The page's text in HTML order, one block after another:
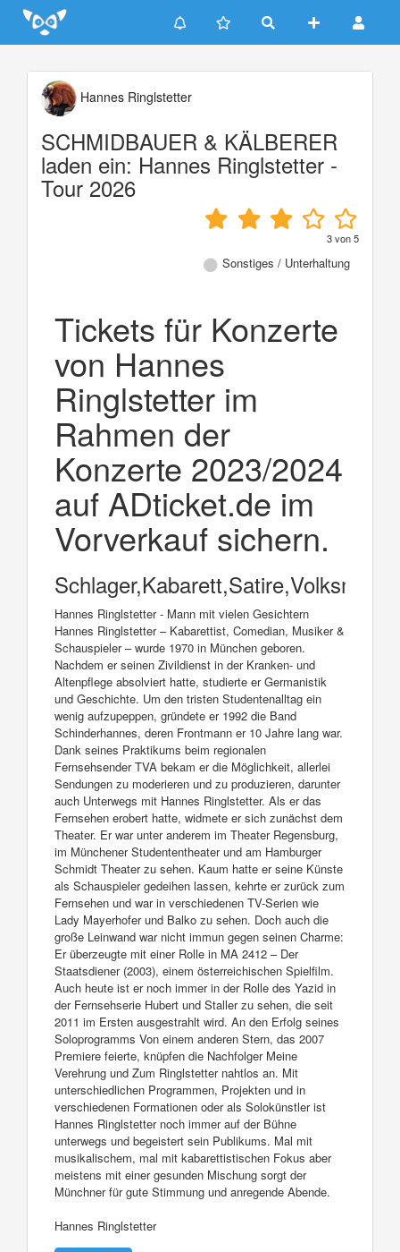
Update cookies preferences
Hannes Ringlstetter
SCHMIDBAUER & KÄLBERER
laden ein: Hannes Ringlstetter -
Tour 2026
3von5
Sonstiges / Unterhaltung
Tickets für Konzerte
von Hannes
Ringlstetter im
Rahmen der
Konzerte 2023/2024
auf ADticket.de im
Vorverkauf sichern.
Schlager,Kabarett,Satire,Volksmusik
Hannes Ringlstetter - Mann mit vielen Gesichtern
Hannes Ringlstetter – Kabarettist, Comedian, Musiker &
Schauspieler – wurde 1970 in München geboren.
Nachdem er seinen Zivildienst in der Kranken- und
Altenpflege absolviert hatte, studierte er Germanistik
und Geschichte. Um den tristen Studentenalltag ein
wenig aufzupeppen, gründete er 1992 die Band
Schinderhannes, deren Frontmann er 10 Jahre lang war.
Dank seines Praktikums beim regionalen
Fernsehsender TVA bekam er die Möglichkeit, allerlei
Sendungen zu moderieren und zu produzieren, darunter
auch Unterwegs mit Hannes Ringlstetter. Als er das
Fernsehen erobert hatte, widmete er sich zunächst dem
Theater. Er war unter anderem im Theater Regensburg,
im Münchener Studententheater und am Hamburger
Schmidt Theater zu sehen. Kaum hatte er seine Künste
als Schauspieler gedeihen lassen, kehrte er zurück zum
Fernsehen und war in verschiedenen TV-Serien wie
Lady Mayerhofer und Balko zu sehen. Doch auch die
große Leinwand war nicht immun gegen seinen Charme:
Er überzeugte mit einer Rolle in MA 2412 – Der
Staatsdiener (2003), einem österreichischen Spielfilm.
Auch heute ist er noch immer in der Rolle des Yazid in
der Fernsehserie Hubert und Staller zu sehen, die seit
2011 im Ersten ausgestrahlt wird. An den Erfolg seines
Soloprogramms Von einem anderen Stern, das 2007
Premiere feierte, knüpfen die Nachfolger Meine
Verehrung und Zum Ringlstetter nahtlos an. Mit
unterschiedlichen Programmen, Projekten und in
verschiedenen Formationen oder als Solokünstler ist
Hannes Ringlstetter noch immer auf der Bühne
unterwegs und begeistert sein Publikums. Mal mit
musikalischem, mal mit kabarettistischen Fokus aber
meistens mit einer gesunden Mischung sorgt der
Münchner für gute Stimmung und anregende Abende.
Hannes Ringlstetter